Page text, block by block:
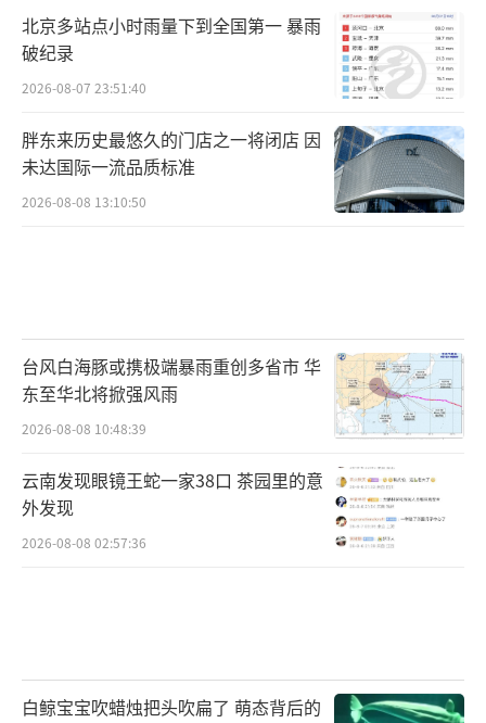
北京多站点小时雨量下到全国第一 暴雨
破纪录
2026-08-07 23:51:40
胖东来历史最悠久的门店之一将闭店 因
未达国际一流品质标准
2026-08-08 13:10:50
台风白海豚或携极端暴雨重创多省市 华
东至华北将掀强风雨
2026-08-08 10:48:39
云南发现眼镜王蛇一家38口 茶园里的意
外发现
2026-08-08 02:57:36
白鲸宝宝吹蜡烛把头吹扁了 萌态背后的